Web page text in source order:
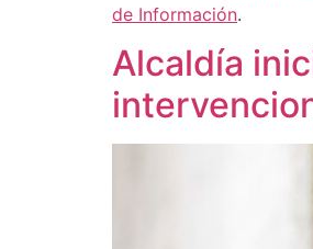
de Información.
Alcaldía